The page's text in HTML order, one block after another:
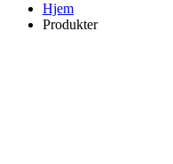
Hjem
Produkter